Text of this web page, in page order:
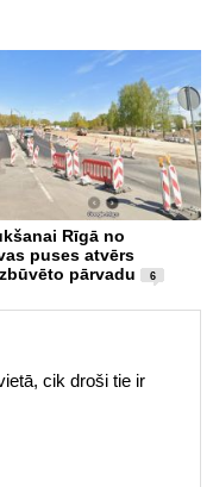
Rīgā no
puses atvērs
pārvadu
6
cik droši tie ir